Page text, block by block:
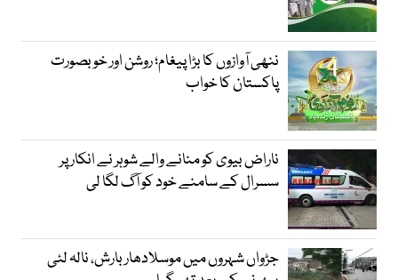
ننھی آوازوں کا بڑا پیغام؛ روشن اور خوبصورت
پاکستان کا خواب
ناراض بیوی کو منانے والے شوہر نے انکار پر
سسرال کے سامنے خود کو آگ لگا لی
جڑواں شہروں میں موسلادھار بارش، نالہ لئی